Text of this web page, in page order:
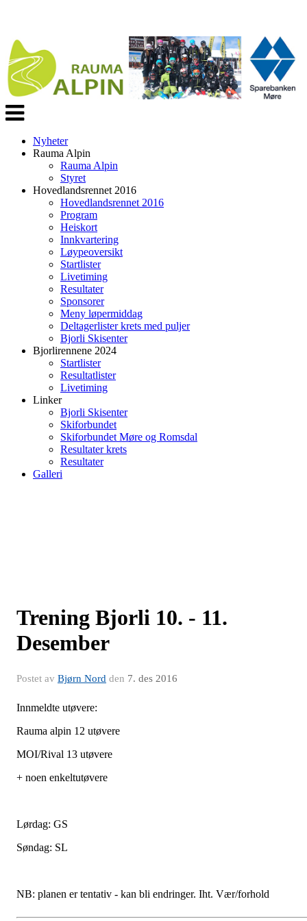
Veksle
navigasjon
Nyheter
Rauma Alpin
Rauma Alpin
Styret
Hovedlandsrennet 2016
Hovedlandsrennet 2016
Program
Heiskort
Innkvartering
Løypeoversikt
Startlister
Livetiming
Resultater
Sponsorer
Meny løpermiddag
Deltagerlister krets med puljer
Bjorli Skisenter
Bjorlirennene 2024
Startlister
Resultatlister
Livetiming
Linker
Bjorli Skisenter
Skiforbundet
Skiforbundet Møre og Romsdal
Resultater krets
Resultater
Galleri
Trening Bjorli 10. - 11.
Desember
Postet av Bjørn Nord den 7. des 2016
Innmeldte utøvere:
Rauma alpin 12 utøvere
MOI/Rival 13 utøvere
+ noen enkeltutøvere
Lørdag: GS
Søndag: SL
NB: planen er tentativ - kan bli endringer. Iht. Vær/forhold